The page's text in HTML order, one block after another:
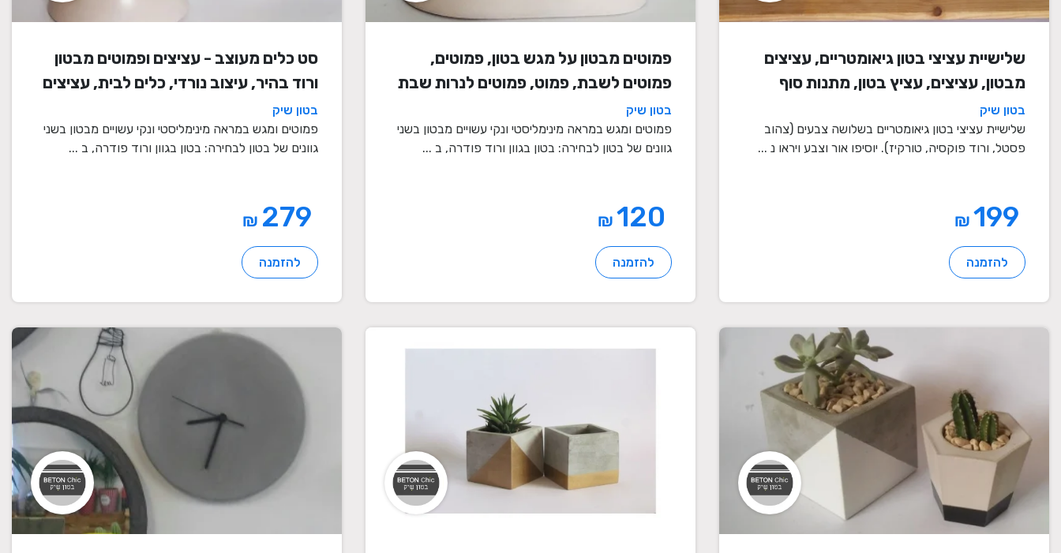
שלישיית עציצי בטון גיאומטריים, עציצים
מבטון, עציצים, עציץ בטון, מתנות סוף
שנה, מתנה לבית, מתנה ליום הולדת,
עיצוב הבית, מתנות סוף שנה למורים
בטון שיק
שלישיית עציצי בטון גיאומטריים בשלושה צבעים (צהוב
פסטל, ורוד פוקסיה, טורקיז). יוסיפו אור וצבע ויראו נ ...
₪
להזמנה
פמוטים מבטון על מגש בטון, פמוטים,
פמוטים לשבת, פמוט, פמוטים לנרות שבת
בטון שיק
פמוטים ומגש במראה מינימליסטי ונקי עשויים מבטון בשני
גוונים של בטון לבחירה: בטון בגוון ורוד פודרה, ב ...
₪
להזמנה
סט כלים מעוצב - עציצים ופמוטים מבטון
ורוד בהיר, עיצוב נורדי, כלים לבית, עציצים
מעוצבים, עציצי בטון, פמוטים לשבת,
עציצים מבטון, מתנה לבית
בטון שיק
פמוטים ומגש במראה מינימליסטי ונקי עשויים מבטון בשני
גוונים של בטון לבחירה: בטון בגוון ורוד פודרה, ב ...
₪
להזמנה